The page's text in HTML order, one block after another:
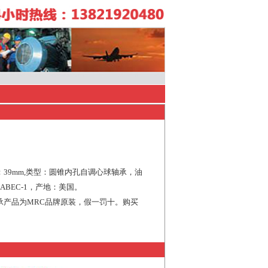
类型：圆锥内孔自调心球轴承，油
1，产地：美国。
品为MRC品牌原装，假一罚十。购买